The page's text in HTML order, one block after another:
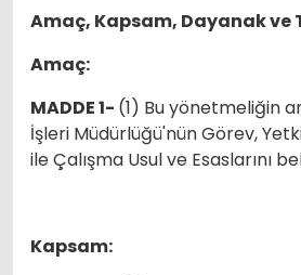
Amaç, Kapsam, Dayanak ve
Amaç:
MADDE 1- (1) Bu yönetmeliğin
İşleri Müdürlüğü'nün Görev,
ile Çalışma Usul ve Esaslarını
Kapsam: